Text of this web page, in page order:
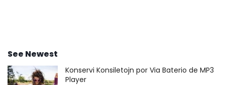
See Newest
Konservi Konsiletojn por Via Baterio de MP3
Player